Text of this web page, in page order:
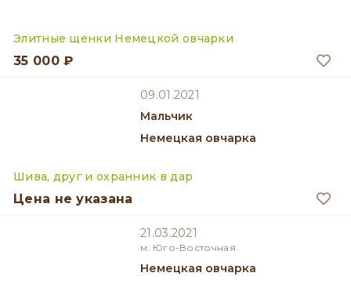
Элитные щенки Немецкой овчарки
35 000 ₽
09.01.2021
мальчик
Немецкая овчарка
Шива, друг и охранник в дар
Цена не указана
21.03.2021
м. Юго-Восточная
Немецкая овчарка